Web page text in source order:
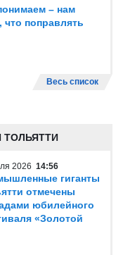
– нам
что поправлять
Весь список
ТОЛЬЯТТИ
2026 14:56
гиганты
отмечены
юбилейного
«Золотой